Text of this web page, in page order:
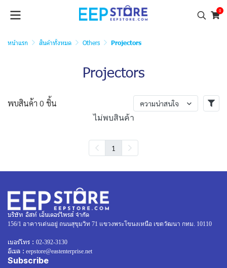
0
หน้าแรก สินค้าทั้งหมด Others Projectors
Projectors
พบสินค้า 0 ชิ้น ความน่าสนใจ
ไม่พบสินค้า
1
บริษัท อิสท์ เอ็นเตอร์ไพรส์ จำกัด
156/1 อาคารเด่นอยู่ ถนนสุขุมวิท 71 แขวงพระโขนงเหนือ เขตวัฒนา กทม. 10110
เบอร์โทร : 02-392-3130
อีเมล : eepstore@eastenterprise.net
Subscribe